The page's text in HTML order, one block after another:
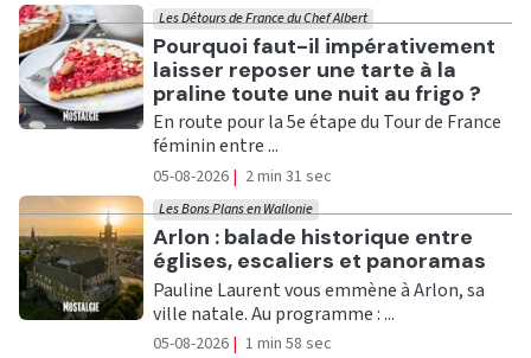
Ecouter
Pourquoi faut-il impérativement
laisser reposer une tarte à la
praline toute une nuit au frigo ?
Les Détours de France du Chef Albert
En route pour la 5e étape du Tour de France
féminin entre ...
05-08-2026 | 2 min 31 sec
Ecouter
Arlon : balade historique entre
églises, escaliers et panoramas
Les Bons Plans en Wallonie
Pauline Laurent vous emmène à Arlon, sa
ville natale. Au programme : ...
05-08-2026 | 1 min 58 sec